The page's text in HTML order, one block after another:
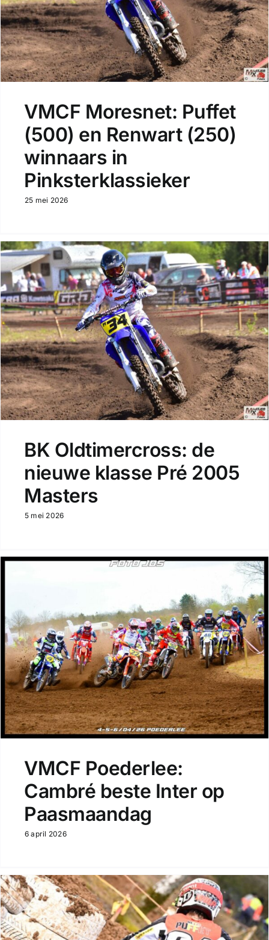
VMCF Moresnet: Puffet
(500) en Renwart (250)
winnaars in
Pinksterklassieker
25 mei 2026
BK Oldtimercross: de
nieuwe klasse Pré 2005
Masters
5 mei 2026
VMCF Poederlee:
Cambré beste Inter op
Paasmaandag
6 april 2026